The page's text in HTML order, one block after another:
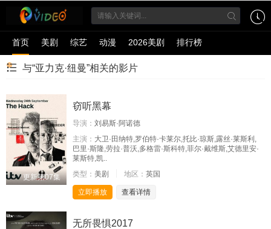
首页 美剧 综艺 动漫 2026美剧 排行榜
与“亚力克·纽曼”相关的影片
更新第07集
窃听黑幕
导演： 刘易斯·阿诺德
主演： 大卫·田纳特,罗伯特·卡莱尔,托比·琼斯,露丝·莱斯利,
巴里·斯隆,劳拉·普沃,多格雷·斯科特,菲尔·戴维斯,艾德里安·
莱斯特,凯..
类型： 美剧 地区： 英国
立即播放 查看详情
无所畏惧2017